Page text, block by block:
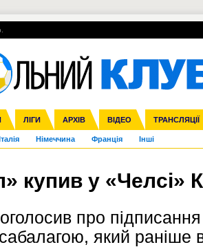
ЛІГИ АРХІВ ВІДЕО ТРАНСЛЯЦІЇ
Перша ліга Друга ліга Кубок України
Європи Міжнародні Ліга націй Ліга
Німеччина Франція Інші
Росія Кубок конфедерацій ЧЄ-2015 (U-
тур ВІЙНА УПЛ-ПЕРЕХОДИ
купив у «Челсі»
про
який раніше